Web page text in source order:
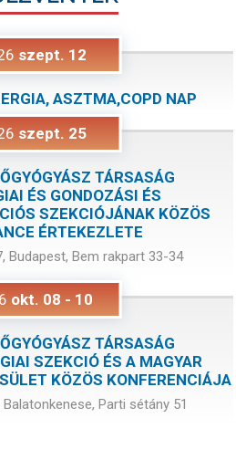
szept. 12
ASZTMA,COPD NAP
szept. 25
TÁRSASÁG
ÉS GONDOZÁSI ÉS
SZEKCIÓJÁNAK KÖZÖS
ÉRTEKEZLETE
Budapest, Bem rakpart 33-34
okt. 08 - 10
TÁRSASÁG
SZEKCIÓ ÉS A MAGYAR
KÖZÖS KONFERENCIÁJA
Parti sétány 51